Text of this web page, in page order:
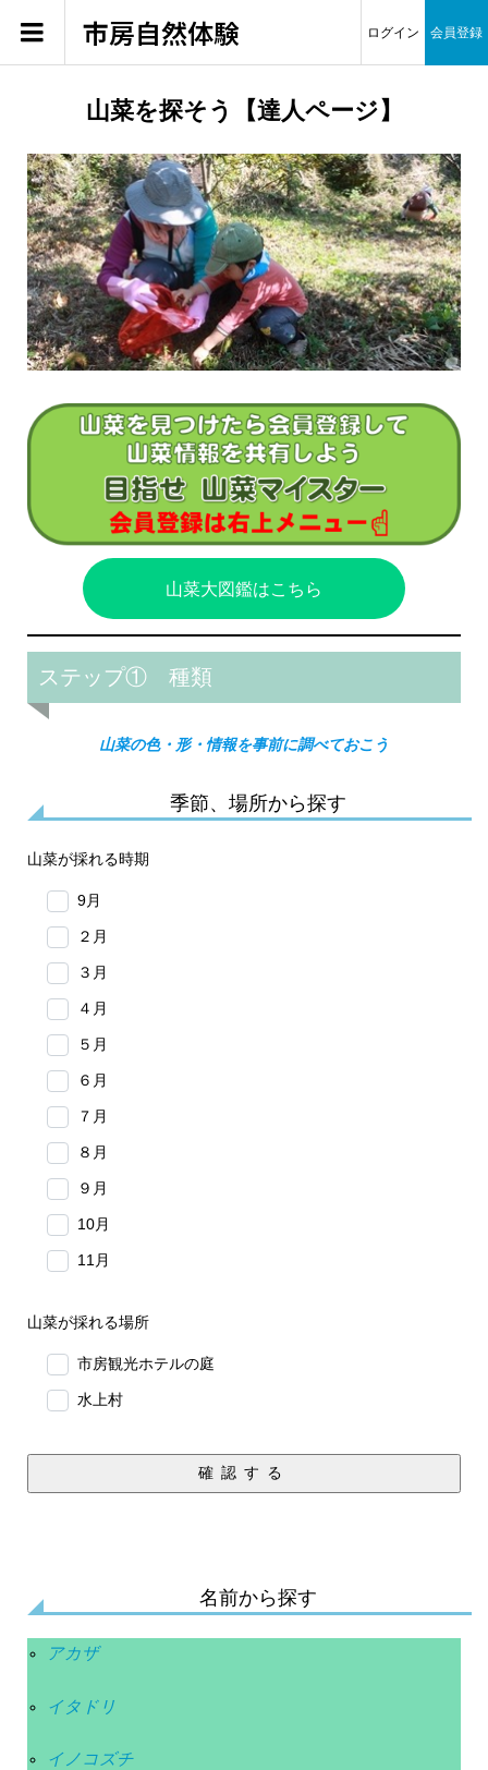
市房自然体験 ログイン 会員登録
山菜を探そう【達人ページ】
山菜大図鑑はこちら
ステップ① 種類
山菜の色・形・情報を事前に調べておこう
季節、場所から探す
山菜が採れる時期
9月
２月
３月
４月
５月
６月
７月
８月
９月
10月
11月
山菜が採れる場所
市房観光ホテルの庭
水上村
確認する
名前から探す
アカザ
イタドリ
イノコズチ